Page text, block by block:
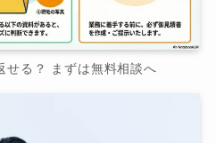
せる？ まずは無料相談へ